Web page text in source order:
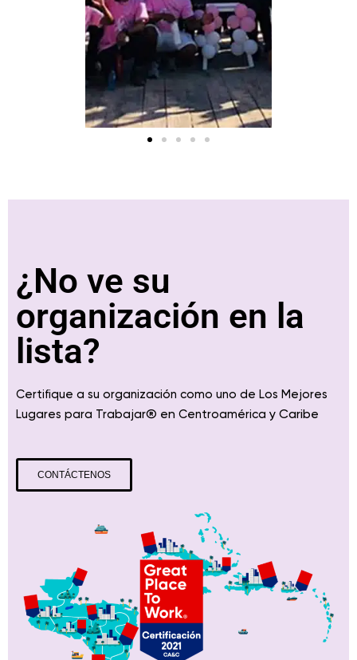
¿No ve su
organización en la
lista?
Certifique a su organización como uno de Los Mejores
Lugares para Trabajar® en Centroamérica y Caribe
CONTÁCTENOS